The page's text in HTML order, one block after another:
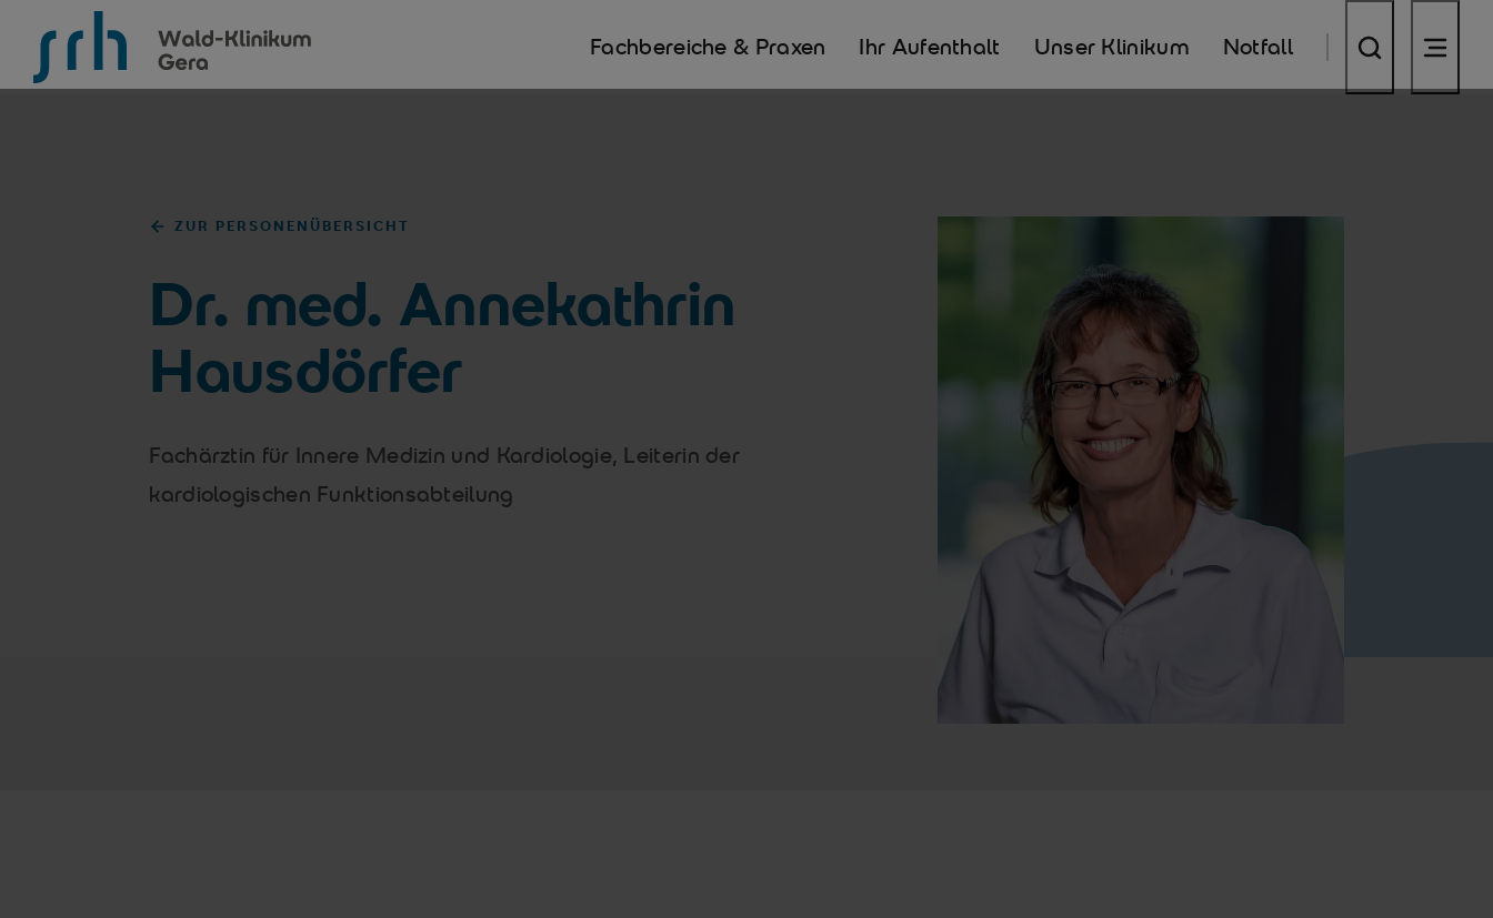
Fachbereiche & Praxen Ihr Aufenthalt Unser Klinikum Notfall
ZUR PERSONENÜBERSICHT
Dr. med. Annekathrin
Hausdörfer
Fachärztin für Innere Medizin und Kardiologie, Leiterin der
kardiologischen Funktionsabteilung